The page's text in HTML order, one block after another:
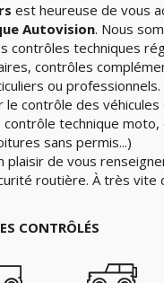
est heureuse de vous
Autovision. Nous
contrôles techniques
contrôles
ou professionnels.
contrôle des
technique moto,
sans permis...)
de vous
routière. À très vite
CONTRÔLÉS